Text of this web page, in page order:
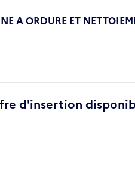
A ORDURE ET
d'insertion